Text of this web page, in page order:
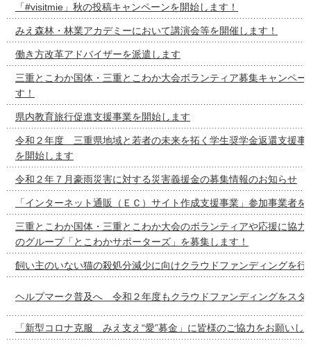
「#visitmie」秋の投稿キャンペーンを開始します！
みえ森林・林業アカデミーにおいて講演会等を開催します！
働き方改革アドバイザーを派遣します
三重とこわか国体・三重とこわか大会ボランティア募集キャンペー
す！
県内教育旅行促進支援事業を開始します
令和２年度 三重県地域と若者の未来を拓く学生奨学金返還支援事
を開始します
令和２年７月豪雨災害に対する災害義援金の募集情報のお知らせ
「インターネット通販（ＥＣ）サイト作成支援事業」参加事業者を
三重とこわか国体・三重とこわか大会のボランティアや応援に協力
のグループ「とこわかサポーターズ」を募集します！
飼い主のいない猫の殺処分減少に向けクラウドファンディングを行
ヘルプマーク普及へ 令和２年度もクラウドファンディングをスタ
「新型コロナ克服 みえ支え“愛”募金」に皆様のご協力をお願いし